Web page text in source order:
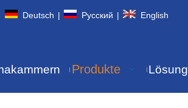
Deutsch | Pусский | English
Produkte Lösung